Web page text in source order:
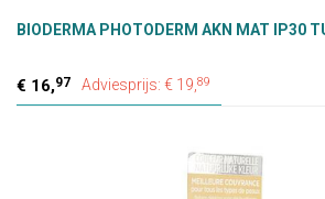
BIODERMA PHOTODERM AKN MAT IP30
16,97 Adviesprijs: € 19, 89